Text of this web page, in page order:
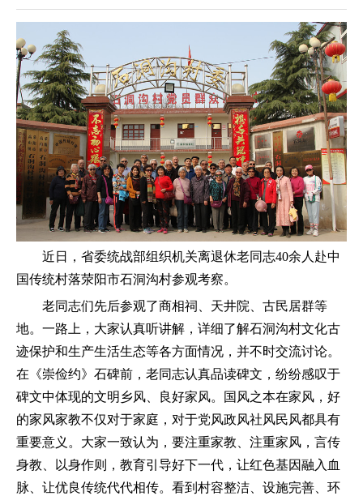
近日，省委统战部组织机关离退休老同志40余人赴中
国传统村落荥阳市石洞沟村参观考察。
老同志们先后参观了商相祠、天井院、古民居群等
地。一路上，大家认真听讲解，详细了解石洞沟村文化古
迹保护和生产生活生态等各方面情况，并不时交流讨论。
在《崇俭约》石碑前，老同志认真品读碑文，纷纷感叹于
碑文中体现的文明乡风、良好家风。国风之本在家风，好
的家风家教不仅对于家庭，对于党风政风社风民风都具有
重要意义。大家一致认为，要注重家教、注重家风，言传
身教、以身作则，教育引导好下一代，让红色基因融入血
脉、让优良传统代代相传。看到村容整洁、设施完善、环